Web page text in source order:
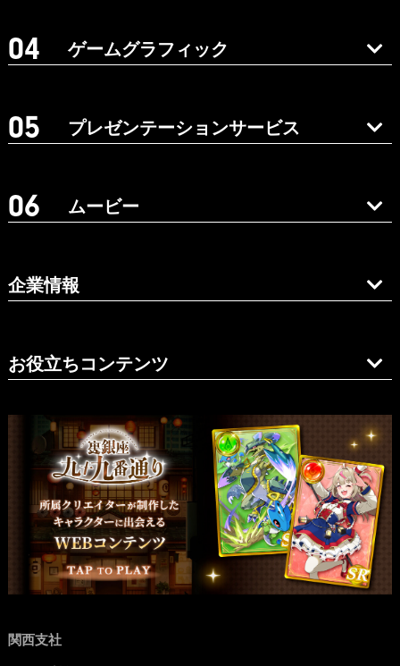
ゲームグラフィック
プレゼンテーションサービス
ムービー
企業情報
お役立ちコンテンツ
関西支社